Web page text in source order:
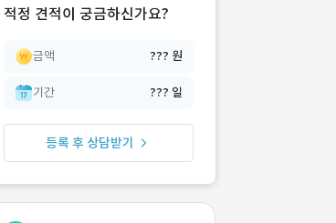
적정 견적이 궁금하신가요?
금액 ??? 원
기간 ??? 일
등록 후 상담받기